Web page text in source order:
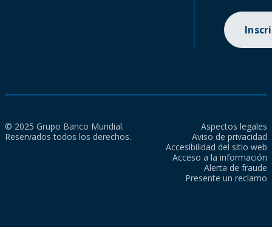
© 2025 Grupo Banco Mundial.
Reservados todos los derechos.
Aspectos legales
Aviso de privacidad
Accesibilidad del sitio web
Acceso a la información
Alerta de fraude
Presente un reclamo